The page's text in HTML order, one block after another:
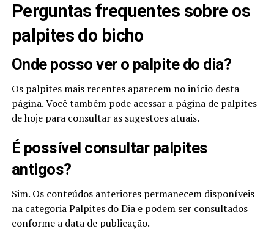
Perguntas frequentes sobre os
palpites do bicho
Onde posso ver o palpite do dia?
Os palpites mais recentes aparecem no início desta
página. Você também pode acessar a página de palpites
de hoje para consultar as sugestões atuais.
É possível consultar palpites
antigos?
Sim. Os conteúdos anteriores permanecem disponíveis
na categoria Palpites do Dia e podem ser consultados
conforme a data de publicação.